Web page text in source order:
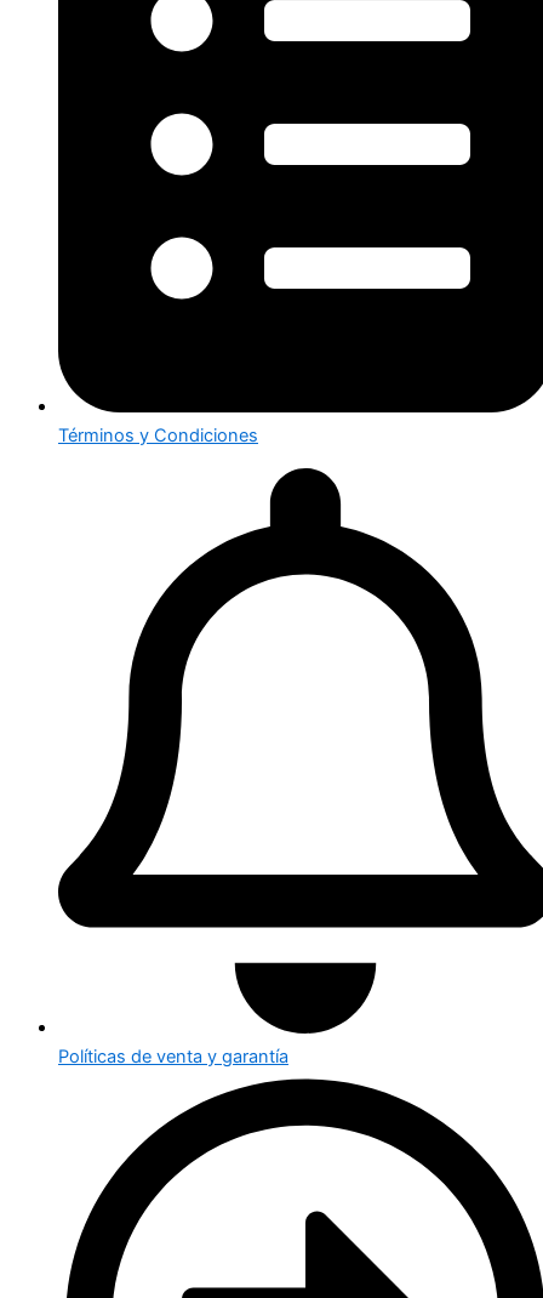
Términos y Condiciones
Políticas de venta y garantía